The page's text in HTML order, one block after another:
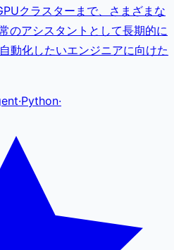
クラスターまで、さまざまな
のアシスタントとして長期的に
動化したいエンジニアに向けた
·Python·